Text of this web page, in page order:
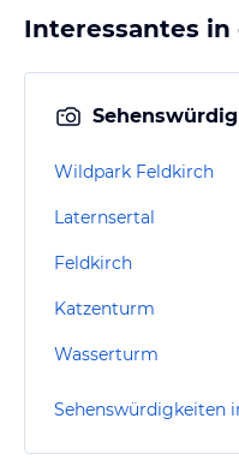
Interessantes in
Wildpark Feldkirch
Laternsertal
Feldkirch
Katzenturm
Wasserturm
Sehenswürdigkeiten